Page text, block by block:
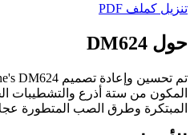
تنزيل كملف PDF
حول DM624
المكون من ستة أذرع والتشطيبات
المبتكرة وطرق الصب المتطورة